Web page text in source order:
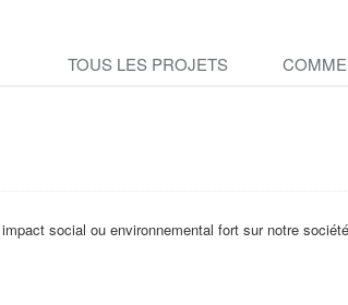
TOUS LES PROJETS
social ou environnemental fort sur notre